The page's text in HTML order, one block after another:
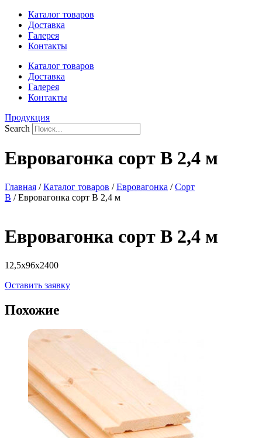
Каталог товаров
Доставка
Галерея
Контакты
Каталог товаров
Доставка
Галерея
Контакты
Продукция
Search
Евровагонка сорт B 2,4 м
Главная /Каталог товаров /Евровагонка /Сорт
В / Евровагонка сорт B 2,4 м
Евровагонка сорт B 2,4 м
12,5х96х2400
Оставить заявку
Похожие